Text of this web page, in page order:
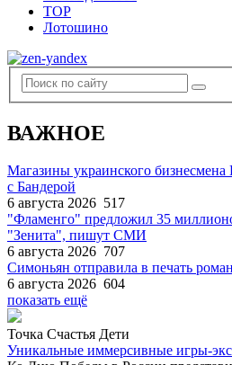
TOP
Лотошино
ВАЖНОЕ
Магазины украинского
с Бандерой
6 августа 2026 517
"Фламенго" предложил 35
"Зенита", пишут СМИ
6 августа 2026 707
Симоньян отправила в печать
6 августа 2026 604
показать ещё
Точка Счастья Дети
Уникальные иммерсивные игры-